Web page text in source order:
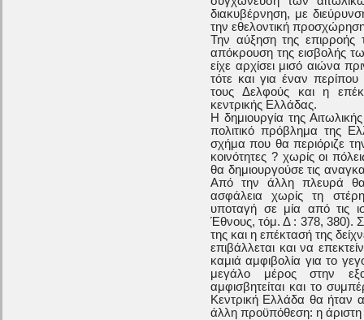
διακυβέρνηση, με
την εθελοντική
Την αύξηση της επιρροής
απόκρουση της εισβολής
είχε αρχίσει μισό αιώνα
τότε και για έναν
τους Δελφούς και η
κεντρικής Ελλάδας.
Η δημιουργία της
πολιτικό πρόβλημα της
σχήμα που θα περιόριζε
κοινότητες ? χωρίς οι
θα δημιουργούσε τις
Από την άλλη πλευρά θα
ασφάλεια χωρίς τη
υποταγή σε μία από τις
Έθνους, τόμ. Δ : 378, 380).
της και η επέκτασή της
επιβάλλεται και να
καμιά αμφιβολία για το
μεγάλο μέρος στην
αμφισβητείται και το
Κεντρική Ελλάδα θα ήταν
άλλη προϋπόθεση: η άριστη